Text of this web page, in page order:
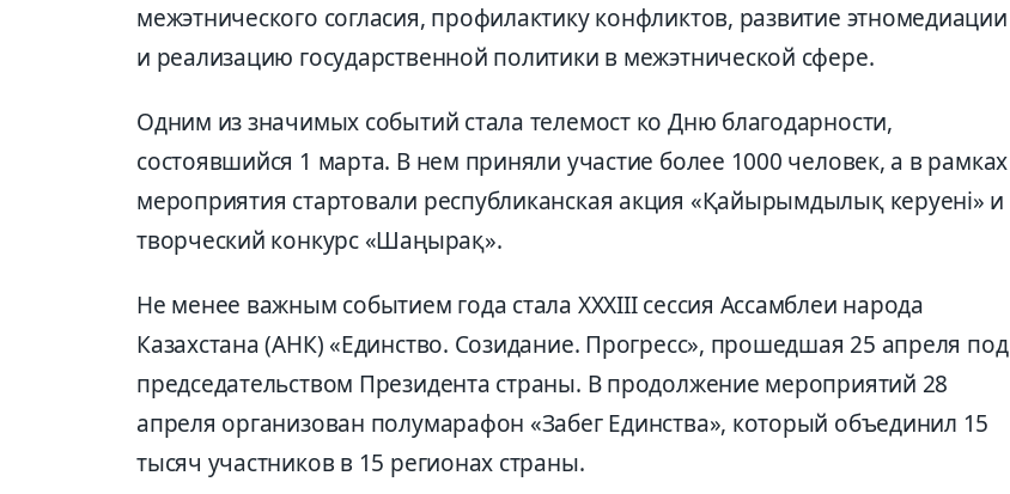
межэтнического согласия, профилактику конфликтов, развитие этномедиации
и реализацию государственной политики в межэтнической сфере.
Одним из значимых событий стала телемост ко Дню благодарности,
состоявшийся 1 марта. В нем приняли участие более 1000 человек, а в рамках
мероприятия стартовали республиканская акция «Қайырымдылық керуені» и
творческий конкурс «Шаңырақ».
Не менее важным событием года стала XXXIII сессия Ассамблеи народа
Казахстана (АНК) «Единство. Созидание. Прогресс», прошедшая 25 апреля под
председательством Президента страны. В продолжение мероприятий 28
апреля организован полумарафон «Забег Единства», который объединил 15
тысяч участников в 15 регионах страны.